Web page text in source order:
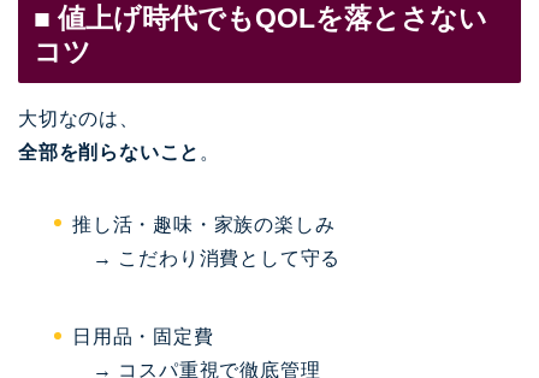
■ 値上げ時代でもQOLを落とさない
コツ
大切なのは、
全部を削らないこと 。
推し活・趣味・家族の楽しみ
→ こだわり消費として守る
日用品・固定費
→ コスパ重視で徹底管理